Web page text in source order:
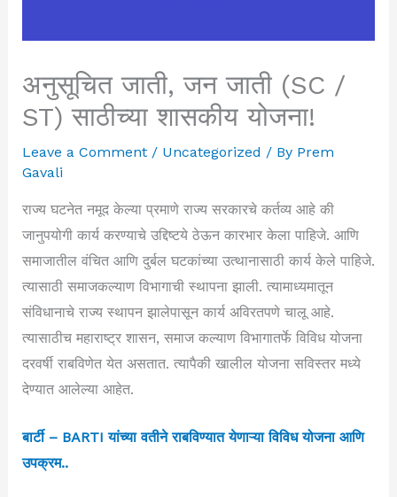
अनुसूचित जाती, जन जाती (SC /
ST) साठीच्या शासकीय योजना!
Leave a Comment / Uncategorized / By Prem
Gavali
राज्य घटनेत नमूद केल्या प्रमाणे राज्य सरकारचे कर्तव्य आहे की
जानुपयोगी कार्य करण्याचे उद्दिष्टये ठेऊन कारभार केला पाहिजे. आणि
समाजातील वंचित आणि दुर्बल घटकांच्या उत्थानासाठी कार्य केले पाहिजे.
त्यासाठी समाजकल्याण विभागाची स्थापना झाली. त्यामाध्यमातून
संविधानाचे राज्य स्थापन झालेपासून कार्य अविरतपणे चालू आहे.
त्यासाठीच महाराष्ट्र शासन, समाज कल्याण विभागातर्फे विविध योजना
दरवर्षी राबविणेत येत असतात. त्यापैकी खालील योजना सविस्तर मध्ये
देण्यात आलेल्या आहेत.
बार्टी – BARTI यांच्या वतीने राबविण्यात येणाऱ्या विविध योजना आणि
उपक्रम..